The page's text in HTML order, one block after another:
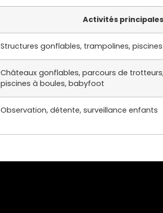
Activités principales
Structures gonflables, trampolines,
Châteaux gonflables, parcours de
piscines à boules, babyfoot
Observation, détente, surveillance enfants